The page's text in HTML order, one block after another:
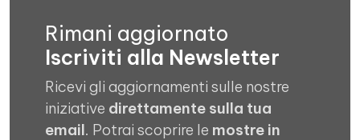
Rimani aggiornato
Iscriviti alla Newsletter
Ricevi gli aggiornamenti sulle nostre
iniziative direttamente sulla tua
email. Potrai scoprire le mostre in